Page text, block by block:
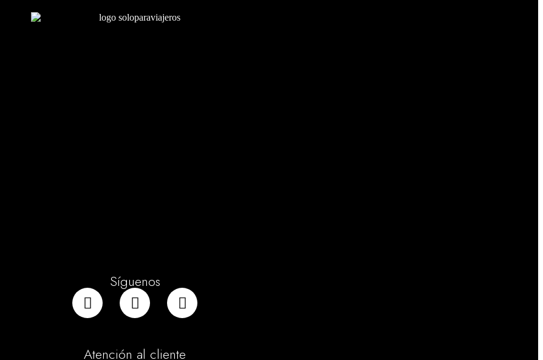
Síguenos
Atención al cliente